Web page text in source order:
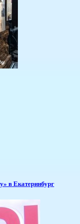
в Екатеринбург